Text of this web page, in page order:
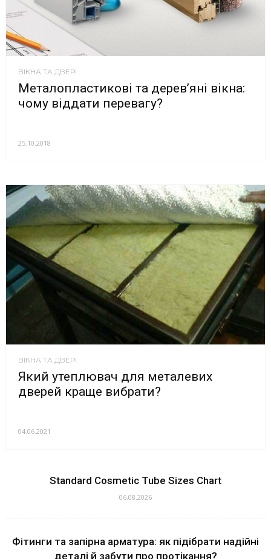
ВІКНА ТА ДВЕРІ
Металопластикові та дерев’яні вікна:
чому віддати перевагу?
25.10.2018
ВІКНА ТА ДВЕРІ
Який утеплювач для металевих
дверей краще вибрати?
04.06.2021
Standard Cosmetic Tube Sizes Chart
06.08.2026
Фітинги та запірна арматура: як підібрати надійні
деталі й забути про протікання?